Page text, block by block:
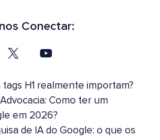
Conectar:
tags H1 realmente importam?
Como ter um
em 2026?
de IA do Google: o que os